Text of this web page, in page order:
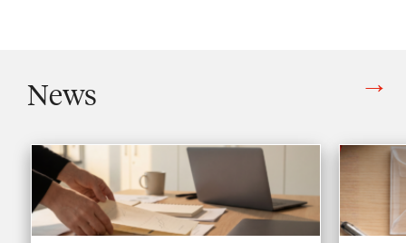
News Vedi tutti gli articoli di News